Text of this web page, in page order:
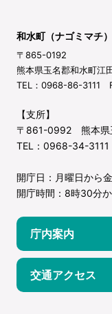
和水町（ナゴミマチ）
〒865-0192
熊本県玉名郡和水町江
TEL：0968-86-3111
【支所】
〒861-0992 熊本県
TEL：0968-34-3111
開庁日：月曜日から
開庁時間：8時30分
庁内案内
交通アクセス